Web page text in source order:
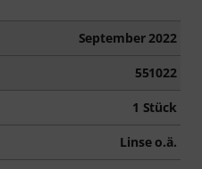
September 2022
551022
1 Stück
Linse o.ä.